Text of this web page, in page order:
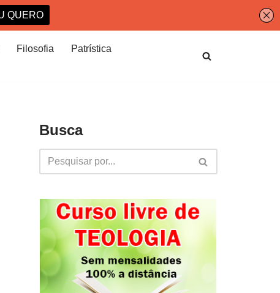
Filosofia
Patrística
Busca